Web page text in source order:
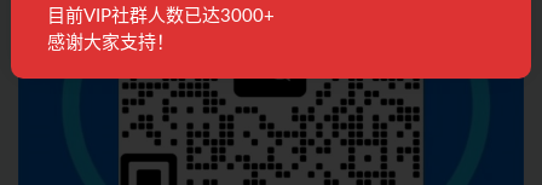
目前VIP社群人数已达3000+
感谢大家支持！